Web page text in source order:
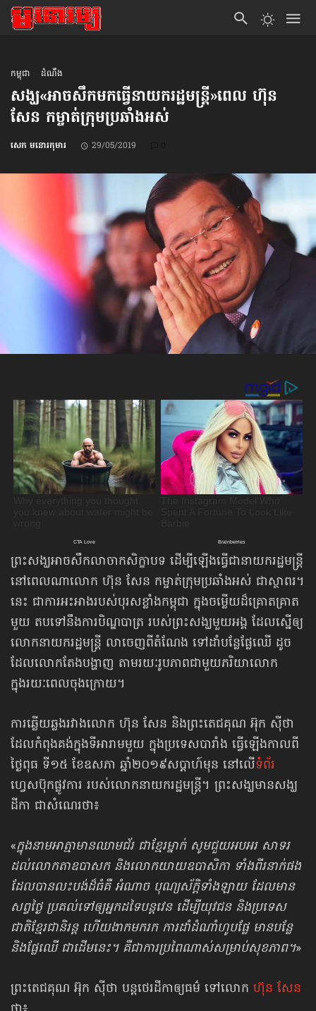
កម្ពុជា ដំណឹង
សង្ឃ​«អាចសឹក​មកធ្វើ​នាយករដ្ឋមន្ត្រី»​ពេល ហ៊ុន
សែន កម្ចាត់​ក្រុមប្រឆាំង​អស់
សេក មនោរកុមារ 29/05/2019
ព្រះសង្ឃអាចសឹកលាចាកសិក្ខាបទ ដើម្បីឡើងធ្វើជានាយករដ្ឋមន្ត្រី
នៅពេលណាលោក ហ៊ុន សែន កម្ចាត់​ក្រុមប្រឆាំង​អស់ ជាស្ថាពរ។
នេះ ជាការអះអាងរបស់បុរសខ្លាំងកម្ពុជា ក្នុងចម្លើយដ៏គ្រោតគ្រាត
មួយ តបទៅនឹងការបិណ្ឌបាត្រ របស់ព្រះសង្ឃមួយអង្គ ដែលស្នើឲ្យ
លោកនាយករដ្ឋមន្ត្រី លាចេញពីតំណែង ទៅដាំបន្លែផ្លែឈើ ដូច
ដែលលោកតែងបង្ហាញ តាមរយៈរូបភាពជាមួយភរិយាលោក
ក្នុងរយៈពេលចុងក្រោយ។
ការឆ្លើយឆ្លងរវាងលោក ហ៊ុន សែន និងព្រះតេជគុណ អ៊ុក ស៊ីថា
ដែលកំពុងគង់ក្នុងទីអារាមមួយ ក្នុងប្រទេសបារាំង ធ្វើឡើងកាលពី
ថ្ងៃពុធ ទី១៥ ខែឧសភា ឆ្នាំ២០១៩សប្ដាហ៍មុន នៅលើទំព័រ
ហ្វេសប៊ុកផ្លូវការ របស់លោកនាយករដ្ឋមន្ត្រី។ ព្រះសង្ឃមានសង្ឃ
ដីកា ជាសំណេរថា៖
«ក្នុងនាមអាត្មាមានឈាមជ័រ ជាខ្មែរម្នាក់ សូមជួយអបអរ សាទរ
ដល់លោកតាឧបាសក និងលោកយាយឧបាសិកា ទាំងពីរនាក់ផង
ដែលបានលះបង់ដ៏ធំគឺ អំណាច បុណ្យស័ក្តិទាំងឡាយ ដែលមាន
សព្វថ្ងៃ ប្រគល់ទៅឲ្យអ្នកដទៃបន្តវេន ដើម្បីយុវជន និងប្រទេស
ជាតិខ្មែរជានិរន្ត ហើយងាកមករក ការដាំដំណាំហូបផ្លែ មានបន្លែ
និងផ្លែឈើ ជាដើមនេះ។ គឺជាការប្រពៃណាស់សម្រាប់សុខភាព។»
ព្រះតេជគុណ អ៊ុក ស៊ីថា បន្តថេរដីកាឲ្យធម៌ ទៅលោក ហ៊ុន សែន